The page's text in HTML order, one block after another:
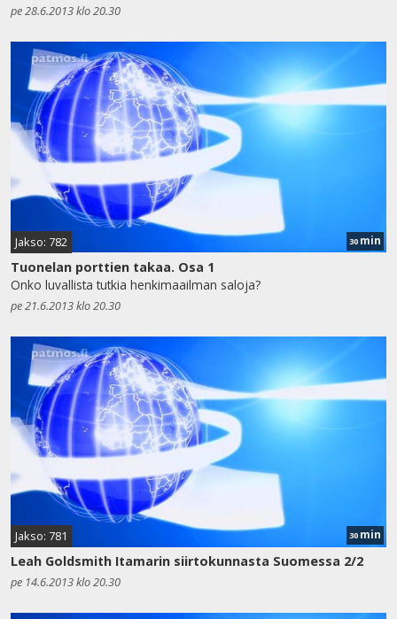
pe 28.6.2013 klo 20.30
Jakso: 782 30 min
Tuonelan porttien takaa. Osa 1
Onko luvallista tutkia henkimaailman saloja?
pe 21.6.2013 klo 20.30
Jakso: 781 30 min
Leah Goldsmith Itamarin siirtokunnasta Suomessa 2/2
pe 14.6.2013 klo 20.30